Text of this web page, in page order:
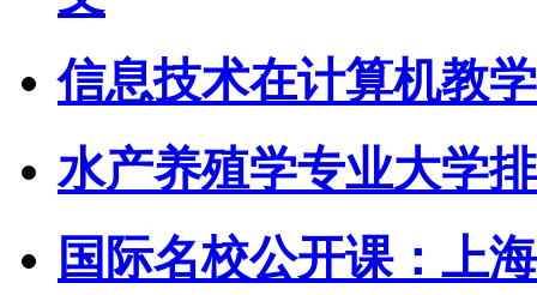
信息技术在计算机教
水产养殖学专业大学
国际名校公开课：上